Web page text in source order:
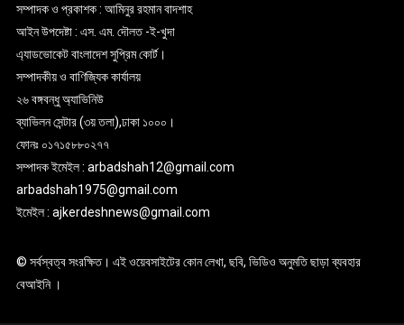
সম্পাদক ও প্রকাশক : আমিনুর রহমান বাদশাহ
আইন উপদেষ্টা : এস. এম. দৌলত -ই-খুদা
এ্যাডভোকেট বাংলাদেশ সুপ্রিম কোর্ট।
সম্পাদকীয় ও বাণিজ্যিক কার্যালয়
২৬ বঙ্গবন্ধু অ্যাভিনিউ
ব্যাভিলন সেন্টার (৩য় তলা),ঢাকা ১০০০।
ফোনঃ ০১৭১৫৮৮০২৭৭
সম্পাদক ইমেইল : arbadshah12@gmail.com
arbadshah1975@gmail.com
ইমেইল : ajkerdeshnews@gmail.com
© সর্বস্বত্ব সংরক্ষিত। এই ওয়েবসাইটের কোন লেখা, ছবি, ভিডিও অনুমতি ছাড়া ব্যবহার
বেআইনি ।